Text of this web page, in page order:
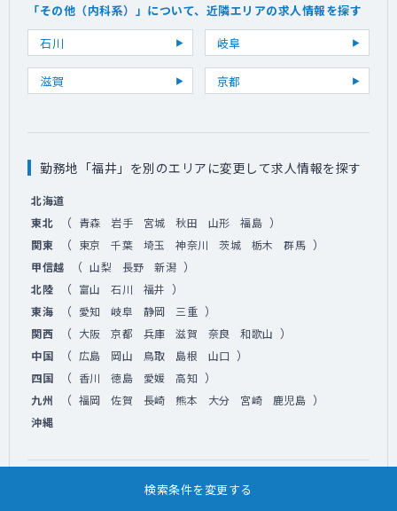
検索条件を変更する
「その他（内科系）」について、近隣エリアの求人情報を探す
石川
岐阜
滋賀 京都
勤務地「福井」を別のエリアに変更して求人情報を探す
北海道
東北
（ 青森 岩手 宮城 秋田 山形 福島 ）
関東 （ 東京 千葉 埼玉 神奈川 茨城 栃木 群馬 ）
甲信越 （ 山梨 長野 新潟 ）
北陸 （ 富山 石川 福井 ）
東海 （ 愛知 岐阜 静岡 三重 ）
関西 （ 大阪 京都 兵庫 滋賀 奈良 和歌山 ）
中国 （ 広島 岡山 鳥取 島根 山口 ）
四国 （ 香川 徳島 愛媛 高知 ）
九州 （ 福岡 佐賀 長崎 熊本 大分 宮崎 鹿児島 ）
沖縄
診療科目「その他（内科系）」を別科目に変更して求人